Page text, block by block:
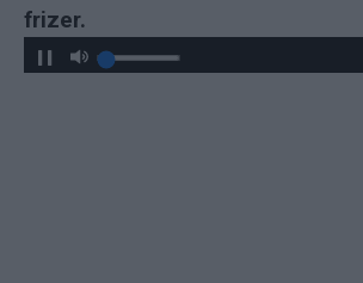
frizer.